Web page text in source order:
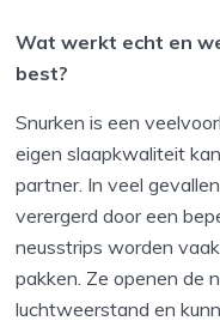
Wat werkt echt en
best?
Snurken is een
eigen slaapkwaliteit
partner. In veel
verergerd door een
neusstrips worden
pakken. Ze openen de
luchtweerstand en